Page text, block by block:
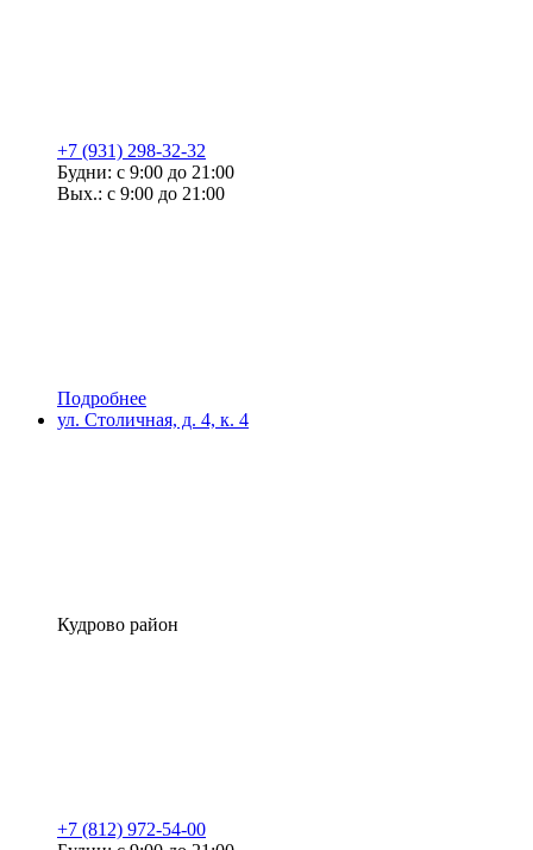
+7 (931) 298-32-32
Будни: с 9:00 до 21:00
Вых.: с 9:00 до 21:00
Подробнее
ул. Столичная, д. 4, к. 4
Кудрово район
+7 (812) 972-54-00